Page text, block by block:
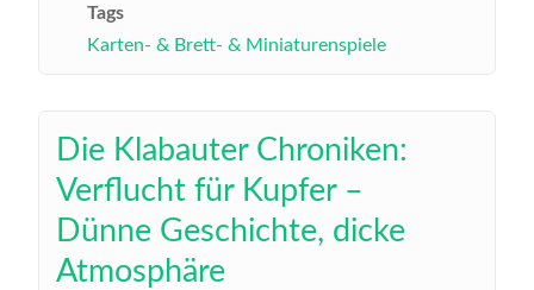
Tags
Karten- & Brett- & Miniaturenspiele
Die Klabauter Chroniken:
Verflucht für Kupfer –
Dünne Geschichte, dicke
Atmosphäre